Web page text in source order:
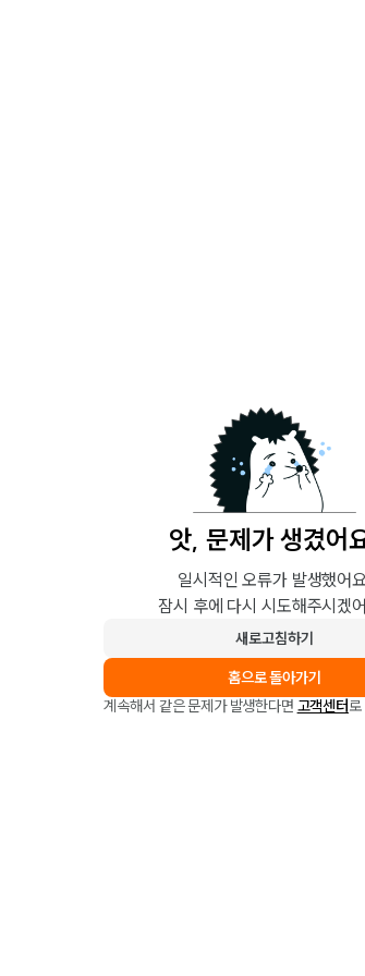
앗, 문제가 생겼어
일시적인 오류가 발생했어
잠시 후에 다시 시도해주시겠
새로고침하기
홈으로 돌아가기
계속해서 같은 문제가 발생한다면 고객센터